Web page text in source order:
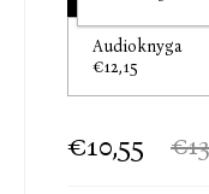
• Atsikirti ir
• Išeiti iš darbo
Audioknyga
€12,15
€10,55